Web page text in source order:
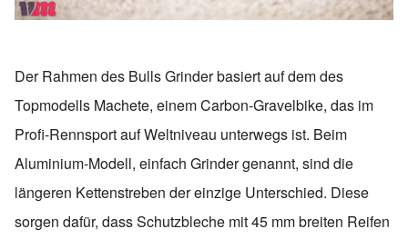
Der Rahmen des Bulls Grinder basiert auf dem des
Topmodells Machete, einem Carbon-Gravelbike, das im
Profi-Rennsport auf Weltniveau unterwegs ist. Beim
Aluminium-Modell, einfach Grinder genannt, sind die
längeren Kettenstreben der einzige Unterschied. Diese
sorgen dafür, dass Schutzbleche mit 45 mm breiten Reifen